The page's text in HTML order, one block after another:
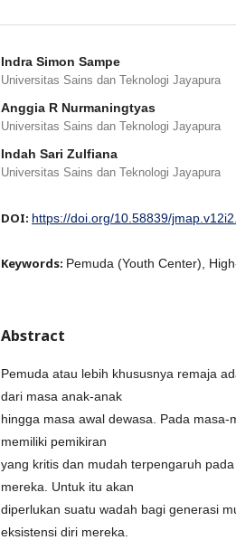
Indra Simon Sampe
Universitas Sains dan Teknologi Jayapura
Anggia R Nurmaningtyas
Universitas Sains dan Teknologi Jayapura
Indah Sari Zulfiana
Universitas Sains dan Teknologi Jayapura
DOI: https://doi.org/10.58839/
Keywords: Pemuda (Youth Center),
Abstract
Pemuda atau lebih khususnya remaja
dari masa anak-anak
hingga masa awal dewasa. Pada
memiliki pemikiran
yang kritis dan mudah terpengaruh
mereka. Untuk itu akan
diperlukan suatu wadah bagi generasi
eksistensi diri mereka.